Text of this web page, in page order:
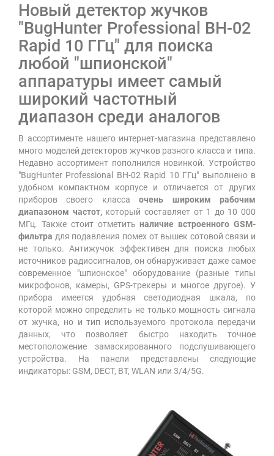
Новый детектор жучков
"BugHunter Professional BH-02
Rapid 10 ГГц" для поиска
любой "шпионской"
аппаратуры имеет самый
широкий частотный
диапазон среди аналогов
В ассортименте нашего интернет-магазина представлено
много моделей детекторов жучков разного класса и типа.
Недавно ассортимент пополнился новинкой. Устройство
"BugHunter Professional BH-02 Rapid 10 ГГц" выполнено в
удобном компактном корпусе и отличается от других
приборов своего классаочень широким рабочим
диапазоном частот,который составляет от 1 до 10 000
МГц. Также стоит отметитьналичие встроенного GSM-
фильтра для подавления помех от вышек сотовой связи и
не только. Антижучок эффективен для поиска любых
источников радиосигналов, он обнаруживает даже самое
современное "шпионское" оборудование (разные типы
микрофонов, камеры, GPS-трекеры и многое другое). У
прибора имеется удобная светодиодная шкала, по
которой можно определить не только мощность сигнала
от жучка, но и тип используемого протокола передачи
данных, что позволяет быстро находить точное
местоположение замаскированного подслушивающего
устройства. На панели представлены следующие
индикаторы: GSM, DECT, BT, WLAN или 3/4/5G.